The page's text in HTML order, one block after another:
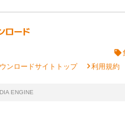
ンロードサイトトップ chevron_right利用規約
ENGINE